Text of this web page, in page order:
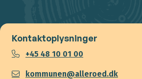
Kontaktoplysninger
+45 48 10 01 00
kommunen@alleroed.dk